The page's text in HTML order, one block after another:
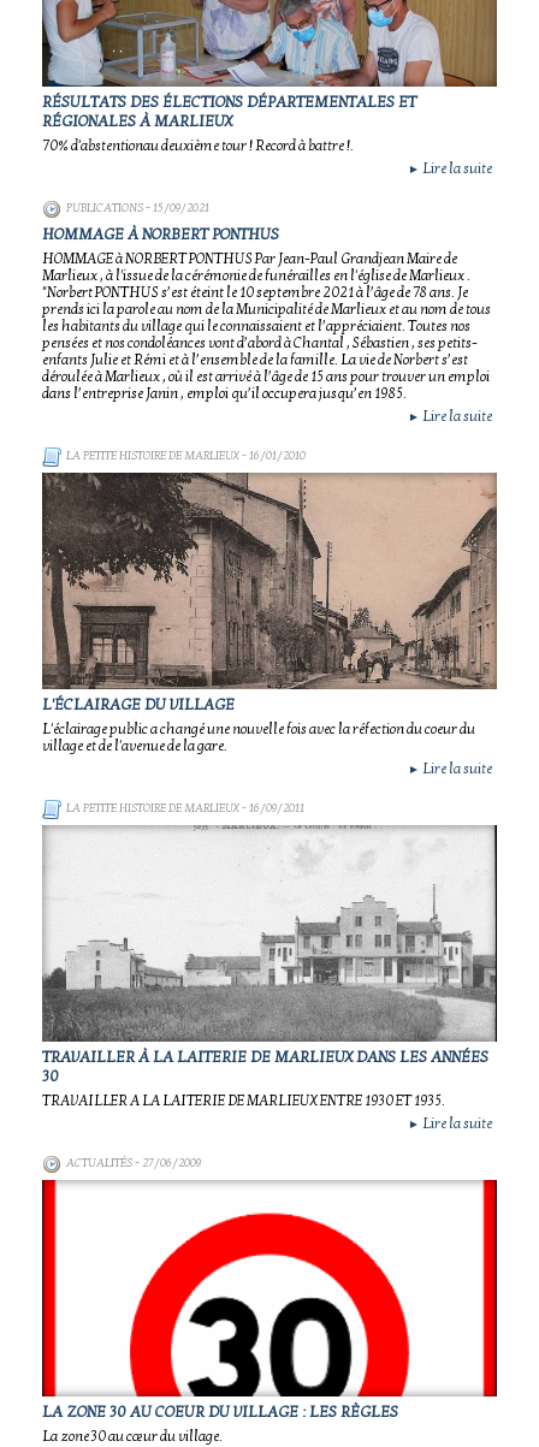
RÉSULTATS DES ÉLECTIONS DÉPARTEMENTALES ET
RÉGIONALES À MARLIEUX
70% d'abstentionau deuxième tour ! Record à battre !.
► Lire la suite
PUBLICATIONS- 15/09/2021
HOMMAGE À NORBERT PONTHUS
HOMMAGE à NORBERT PONTHUS Par Jean-Paul Grandjean Maire de
Marlieux , à l'issue de la cérémonie de funérailles en l'église de Marlieux .
"Norbert PONTHUS s’est éteint le 10 septembre 2021 à l’âge de 78 ans. Je
prends ici la parole au nom de la Municipalité de Marlieux et au nom de tous
les habitants du village qui le connaissaient et l’appréciaient. Toutes nos
pensées et nos condoléances vont d’abord à Chantal , Sébastien , ses petits-
enfants Julie et Rémi et à l’ensemble de la famille. La vie de Norbert s’est
déroulée à Marlieux , où il est arrivé à l’âge de 15 ans pour trouver un emploi
dans l’entreprise Janin , emploi qu’il occupera jusqu’en 1985.
► Lire la suite
LA PETITE HISTOIRE DE MARLIEUX- 16/01/2010
L'ÉCLAIRAGE DU VILLAGE
L'éclairage public a changé une nouvelle fois avec la réfection du coeur du
village et de l'avenue de la gare.
► Lire la suite
LA PETITE HISTOIRE DE MARLIEUX- 16/09/2011
TRAVAILLER À LA LAITERIE DE MARLIEUX DANS LES ANNÉES
30
TRAVAILLER A LA LAITERIE DE MARLIEUX ENTRE 1930 ET 1935.
► Lire la suite
ACTUALITÉS- 27/06/2009
LA ZONE 30 AU COEUR DU VILLAGE : LES RÈGLES
La zone 30 au cœur du village.